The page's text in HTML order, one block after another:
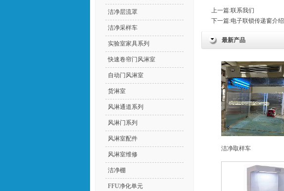
上一篇:联系我们
下一篇:电子联锁传递窗介绍
最新产品
洁净取样车
洁净层流罩
洁净采样车
实验室家具系列
快速卷帘门风淋室
自动门风淋室
货淋室
风淋通道系列
风淋门系列
风淋室配件
风淋室维修
洁净棚
FFU净化单元